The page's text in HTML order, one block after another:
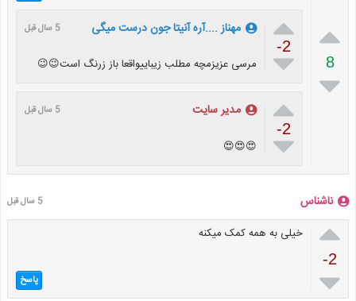

8


-2

مهناز ....آره آنیتا جون درست میگی 5 سال قبل
مرسی عزیزمچه مطلب زیباییواقعا باز زرنگ است😉😉

-2

مدیر سایت 5 سال قبل
😍😍😍
ناشناس 5 سال قبل

-2

خیلی به همه کمک میکنه
پاسخ